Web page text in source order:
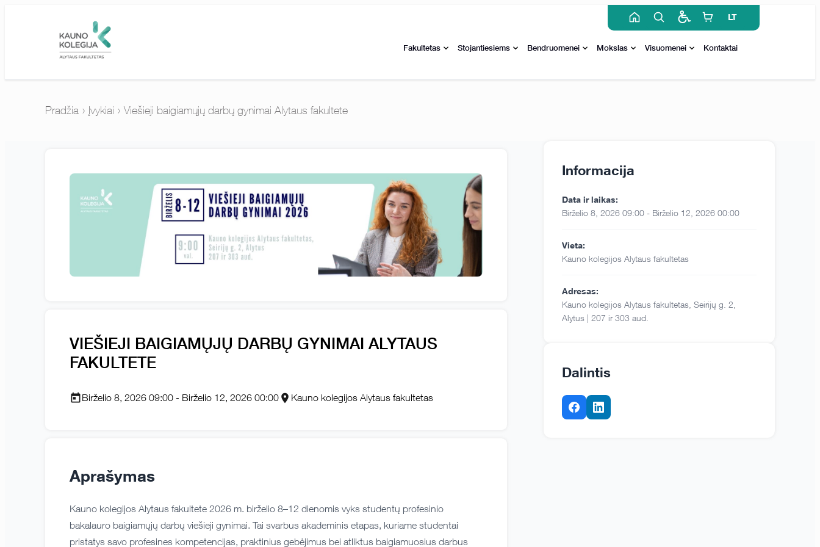
Fakultetas Stojantiesiems Bendruomenei Mokslas Visuomenei Kontaktai
LT
Pradžia › Įvykiai ›Viešieji baigiamųjų darbų gynimai Alytaus fakultete
VIEŠIEJI BAIGIAMŲJŲ DARBŲ GYNIMAI ALYTAUS
FAKULTETE
Birželio 8, 2026 09:00 - Birželio 12, 2026 00:00 Kauno kolegijos Alytaus fakultetas
Aprašymas
Kauno kolegijos Alytaus fakultete 2026 m. birželio 8–12 dienomis vyks studentų profesinio
bakalauro baigiamųjų darbų viešieji gynimai. Tai svarbus akademinis etapas, kuriame studentai
pristatys savo profesines kompetencijas, praktinius gebėjimus bei atliktus baigiamuosius darbus
Informacija
Data ir laikas:
Birželio 8, 2026 09:00 - Birželio 12, 2026 00:00
Vieta:
Kauno kolegijos Alytaus fakultetas
Adresas:
Kauno kolegijos Alytaus fakultetas, Seirijų g. 2,
Alytus | 207 ir 303 aud.
Dalintis